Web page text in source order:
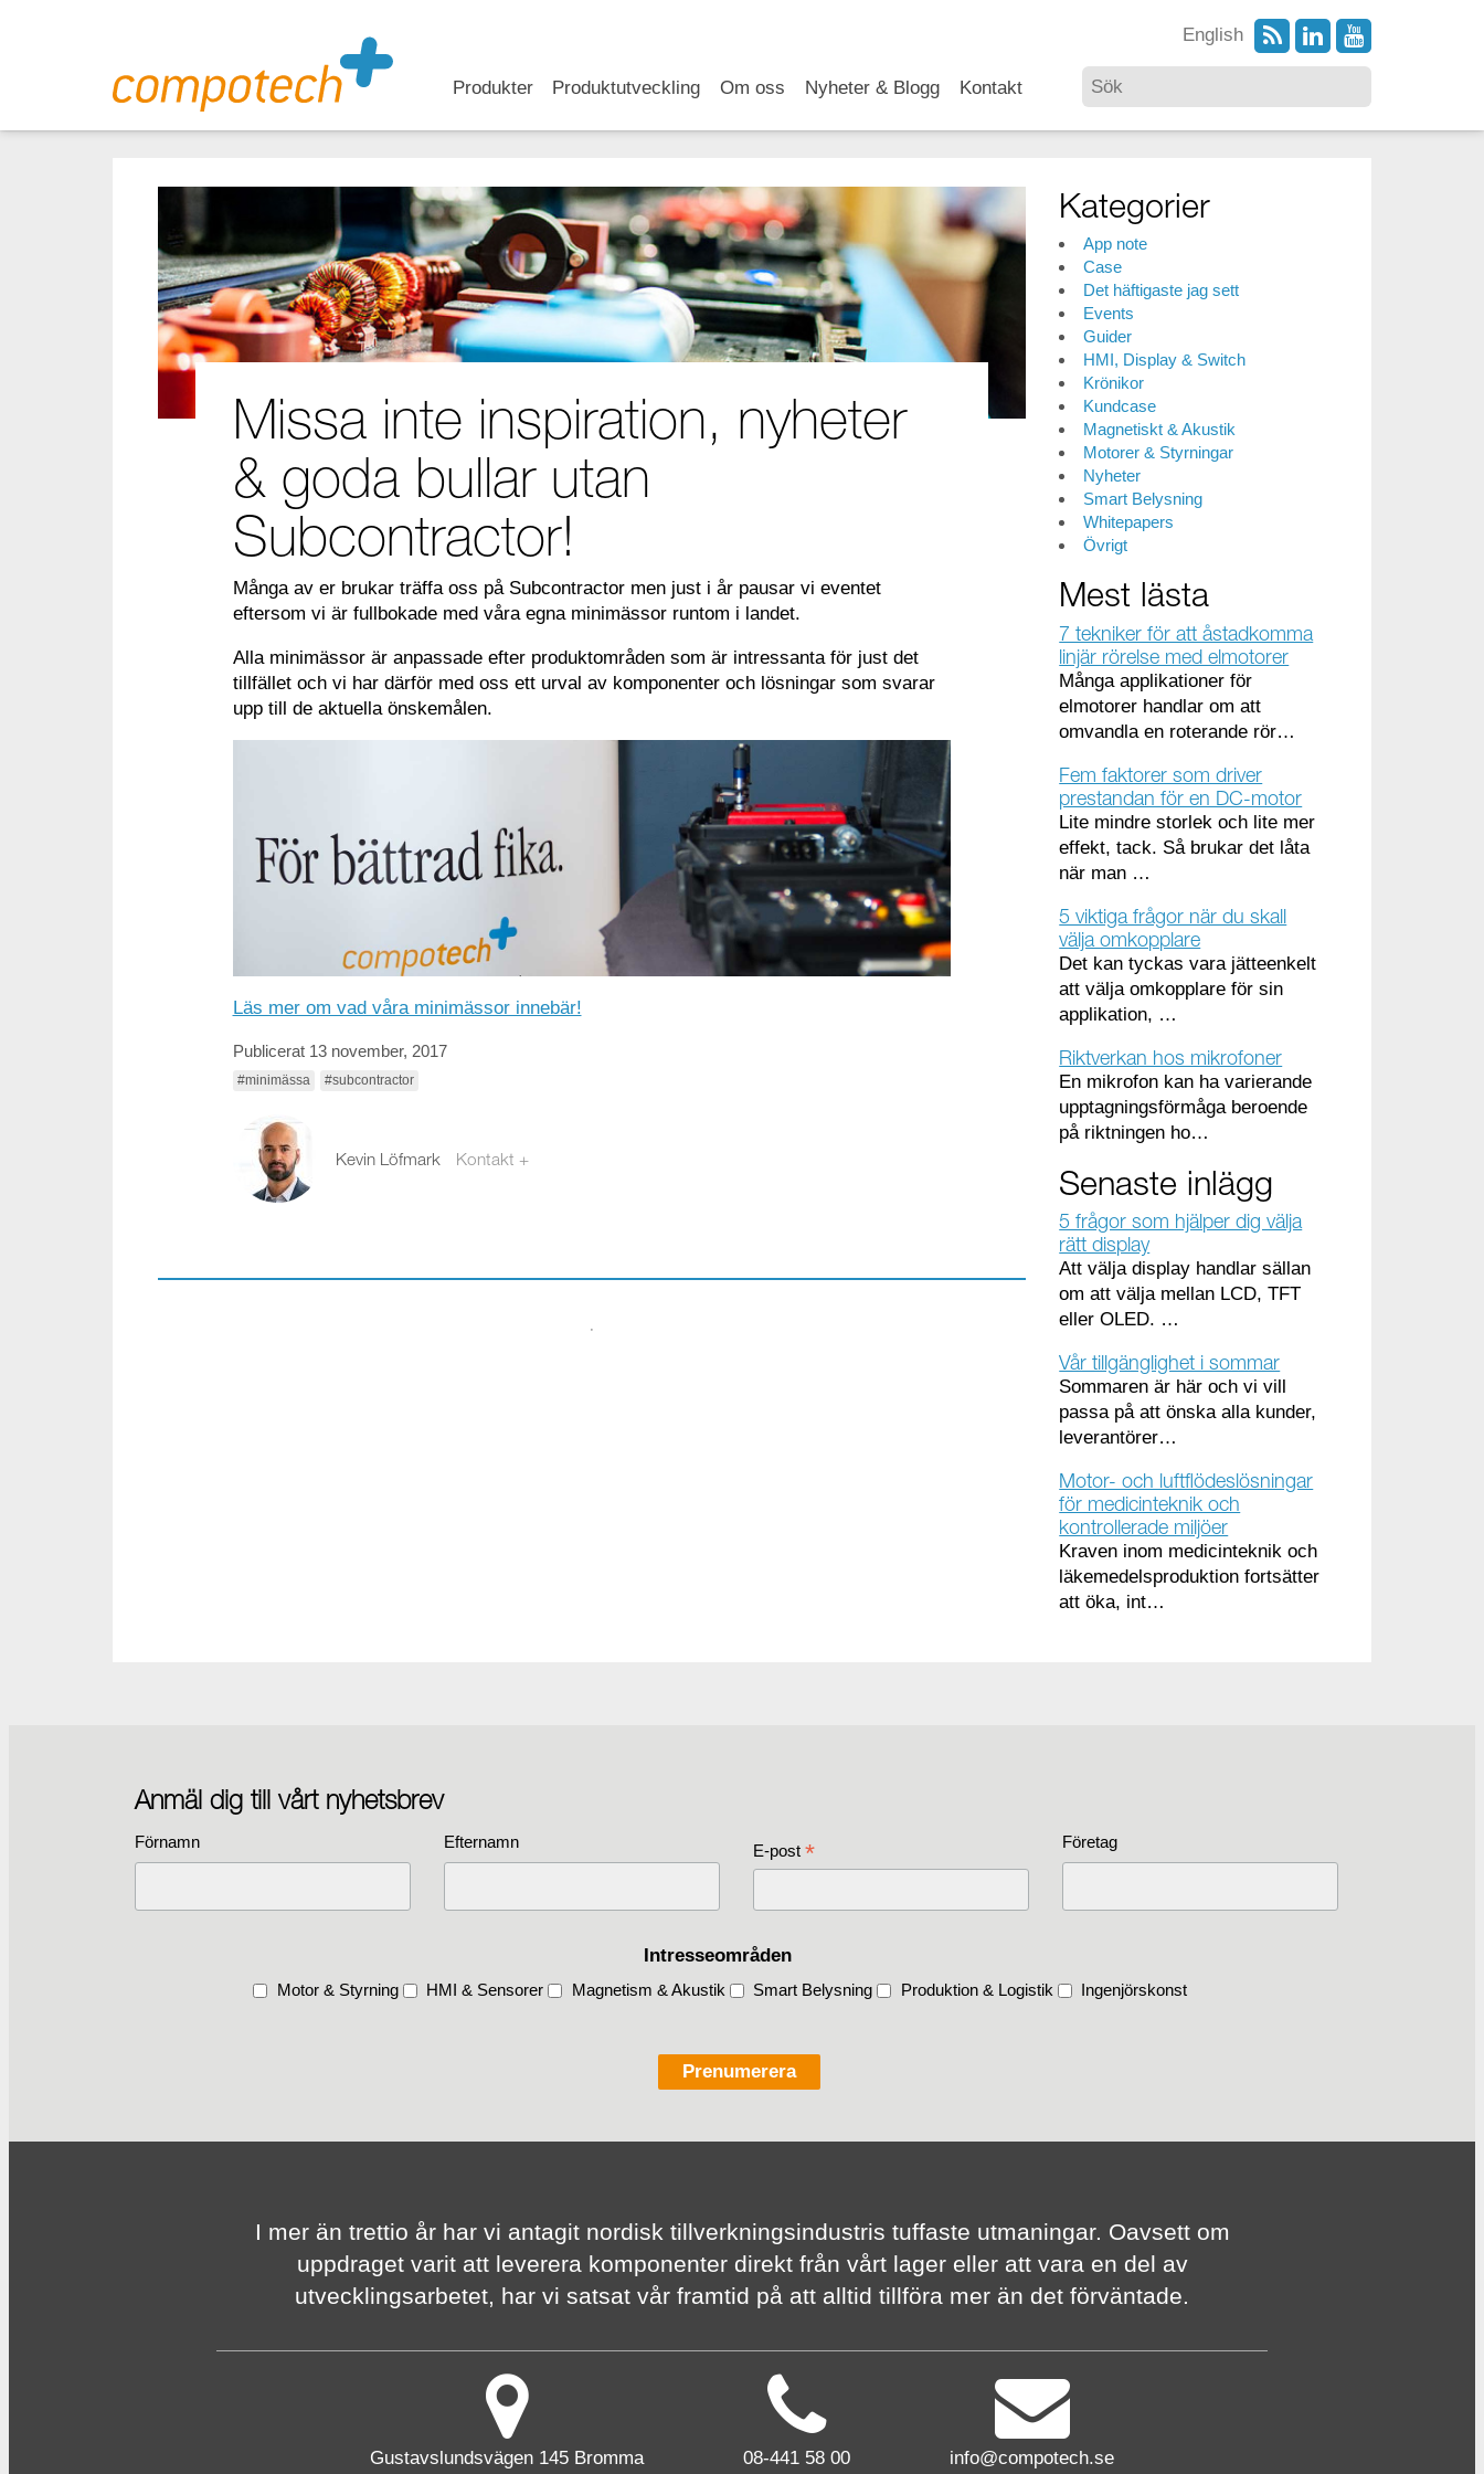
Produkter Produktutveckling Om oss Nyheter & Blogg Kontakt
English
Missa inte inspiration, nyheter
& goda bullar utan
Subcontractor!
Många av er brukar träffa oss på Subcontractor men just i år pausar vi eventet
eftersom vi är fullbokade med våra egna minimässor runtom i landet.
Alla minimässor är anpassade efter produktområden som är intressanta för just det
tillfället och vi har därför med oss ett urval av komponenter och lösningar som svarar
upp till de aktuella önskemålen.
Läs mer om vad våra minimässor innebär!
Publicerat 13 november, 2017
#minimässa #subcontractor
Kevin Löfmark Kontakt +
·
Kategorier
App note
Case
Det häftigaste jag sett
Events
Guider
HMI, Display & Switch
Krönikor
Kundcase
Magnetiskt & Akustik
Motorer & Styrningar
Nyheter
Smart Belysning
Whitepapers
Övrigt
Mest lästa
7 tekniker för att åstadkomma
linjär rörelse med elmotorer
Många applikationer för
elmotorer handlar om att
omvandla en roterande rör…
Fem faktorer som driver
prestandan för en DC-motor
Lite mindre storlek och lite mer
effekt, tack. Så brukar det låta
när man …
5 viktiga frågor när du skall
välja omkopplare
Det kan tyckas vara jätteenkelt
att välja omkopplare för sin
applikation, …
Riktverkan hos mikrofoner
En mikrofon kan ha varierande
upptagningsförmåga beroende
på riktningen ho…
Senaste inlägg
5 frågor som hjälper dig välja
rätt display
Att välja display handlar sällan
om att välja mellan LCD, TFT
eller OLED. …
Vår tillgänglighet i sommar
Sommaren är här och vi vill
passa på att önska alla kunder,
leverantörer…
Motor- och luftflödeslösningar
för medicinteknik och
kontrollerade miljöer
Kraven inom medicinteknik och
läkemedelsproduktion fortsätter
att öka, int…
Anmäl dig till vårt nyhetsbrev
Förnamn Efternamn E-post * Företag
Intresseområden
Motor & Styrning HMI & Sensorer Magnetism & Akustik Smart Belysning Produktion & Logistik Ingenjörskonst
I mer än trettio år har vi antagit nordisk tillverknings­industris tuffaste utmaningar. Oavsett om
uppdraget varit att leverera komponenter direkt från vårt lager eller att vara en del av
utvecklingsarbetet, har vi satsat vår framtid på att alltid tillföra mer än det förväntade.
Gustavslundsvägen 145 Bromma 08-441 58 00 info@compotech.se